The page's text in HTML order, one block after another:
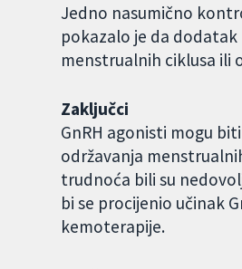
Jedno nasumično
pokazalo je da
menstrualnih ciklusa ili
Zaključci
GnRH agonisti mogu
održavanja
trudnoća bili su
bi se procijenio učinak
kemoterapije.